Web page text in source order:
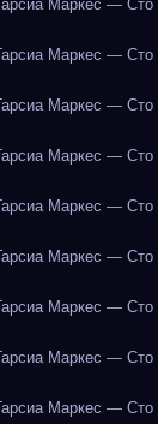
Маркес — Сто
Маркес — Сто
Маркес — Сто
Маркес — Сто
Маркес — Сто
Маркес — Сто
Маркес — Сто
Маркес — Сто
Маркес — Сто